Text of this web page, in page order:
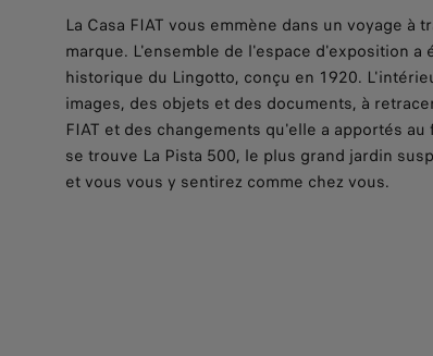
La Casa FIAT vous emmène dans un voyage
marque. L'ensemble de l'espace d'exposition
historique du Lingotto, conçu en 1920.
images, des objets et des documents, à
FIAT et des changements qu'elle a apportés
se trouve La Pista 500, le plus grand jardin
et vous vous y sentirez comme chez vous.